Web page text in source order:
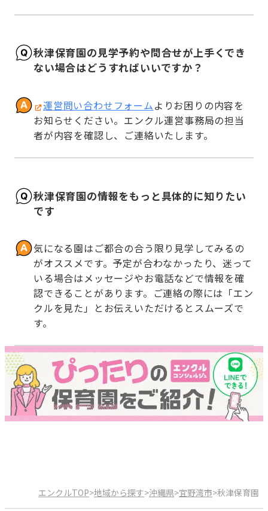
秋津保育園の見学予約や問合せが上手くでき
ない場合はどうすればいいですか？
運営問い合わせフォームよりお困りの内容を
お知らせください。エンクル運営事務局の担当
者が内容を確認し、ご連絡いたします。
秋津保育園の情報をもっと具体的に知りたい
です
気になる園はご都合の合う限り見学してみるの
がオススメです。予定が合わなかったり、迷って
いる場合はメッセージやお電話などで情報を確
認できることがあります。ご連絡の際には「エン
クルを見た」とお伝えいただけるとスムーズで
す。
エンクルTOP>地域から探す>沖縄県>宜野湾市>秋津保育園